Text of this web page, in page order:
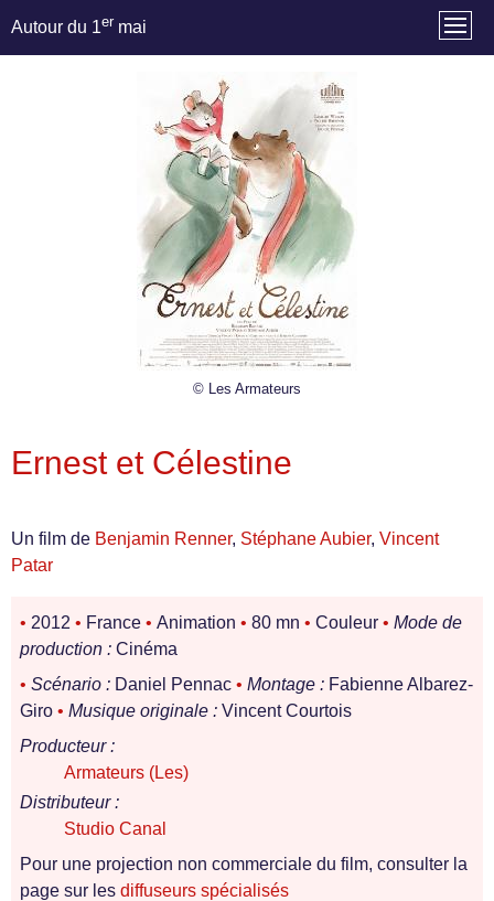
Autour du 1er mai
© Les Armateurs
Ernest et Célestine
Un film de Benjamin Renner, Stéphane Aubier, Vincent
Patar
• 2012 • France • Animation • 80 mn • Couleur • Mode de
production : Cinéma
• Scénario : Daniel Pennac • Montage : Fabienne Albarez-
Giro • Musique originale : Vincent Courtois
Producteur :
Armateurs (Les)
Distributeur :
Studio Canal
Pour une projection non commerciale du film, consulter la
page sur les diffuseurs spécialisés